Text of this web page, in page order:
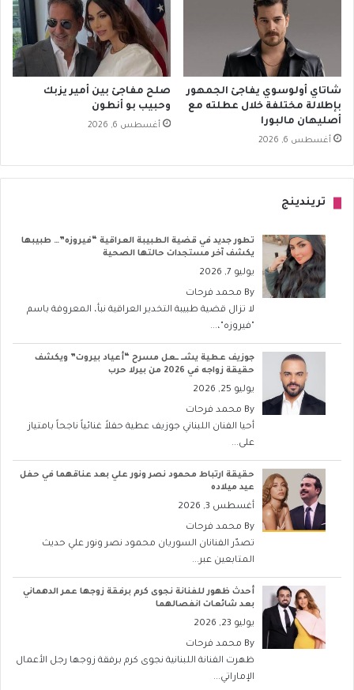
شاتاي أولوسوي يفاجئ الجمهور
بإطلالة مختلفة خلال عطلته مع
أصليهان مالبورا
أغسطس 6, 2026
صلح مفاجئ بين أمير يزبك
وحبيب بو أنطون
أغسطس 6, 2026
تريندينج
تطور جديد في قضية الطبيبة العراقية “فيروزه”… طبيبها
يكشف آخر مستجدات حالتها الصحية
يوليو 7, 2026
By محمد فرحات
لا تزال قضية طبيبة التخدير العراقية نبأ، المعروفة باسم
"فيروزه"،...
جوزيف عطية يشــ ــعل مسرح “أعياد بيروت” ويكشف
حقيقة زواجه في 2026 من بيرلا حرب
يوليو 25, 2026
By محمد فرحات
أحيا الفنان اللبناني جوزيف عطية حفلاً غنائياً ناجحاً بامتياز
على...
حقيقة ارتباط محمود نصر ونور علي بعد عناقهما في حفل
عيد ميلاده
أغسطس 3, 2026
By محمد فرحات
تصدّر الفنانان السوريان محمود نصر ونور علي حديث
المتابعين عبر...
أحدث ظهور للفنانة نجوى كرم برفقة زوجها عمر الدهماني
بعد شائعات انفصالهما
يوليو 23, 2026
By محمد فرحات
ظهرت الفنانة اللبنانية نجوى كرم برفقة زوجها رجل الأعمال
الإماراتي...